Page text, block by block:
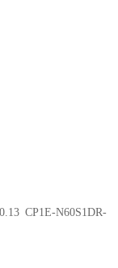
CP1E-N60S1DR-